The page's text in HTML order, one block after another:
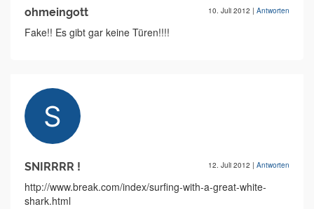
ohmeingott 10. Juli 2012 | Antworten
Fake!! Es gibt gar keine Türen!!!!
SNIRRRR ! 12. Juli 2012 | Antworten
http://www.break.com/index/surfing-with-a-great-white-
shark.html